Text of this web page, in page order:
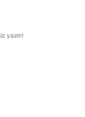
yazın!